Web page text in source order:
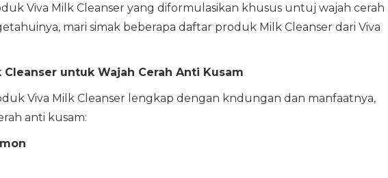
Viva Milk Cleanser yang diformulasikan khusus untuj wajah cerah
mari simak beberapa daftar produk Milk Cleanser dari Viva
untuk Wajah Cerah Anti Kusam
Viva Milk Cleanser lengkap dengan kndungan dan manfaatnya,
anti kusam: